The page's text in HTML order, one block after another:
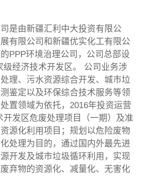
是由新疆汇利中大投资有限公
有限公司和新疆优实化工有限公
PPP环境治理公司，公司总部设
级经济技术开发区。 公司业务涉
理、污水资源综合开发、城市垃
鉴定以及环保综合技术服务等领
置领域为依托，2016年投资运营
发区危废处理项目（一期）及准
源化利用项目；规划以危险废物
处理为目的，通过国内外最先进
开发及城市垃圾循环利用，实现
弃物的资源化、减量化、无害化